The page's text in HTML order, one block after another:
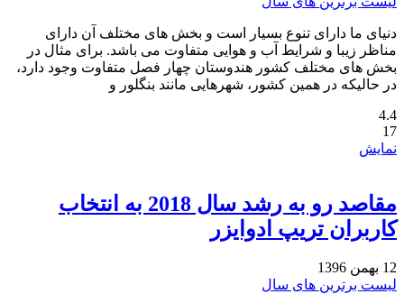
دنیای ما دارای تنوع بسیار است و بخش های مختلف آن دارای
مناظر زیبا و شرایط آب و هوایی متفاوت می باشد. برای مثال در
بخش های مختلف کشور هندوستان چهار فصل متفاوت وجود دارد،
در حالیکه در همین کشور، شهرهایی مانند بنگلور و
4.4
17
نمایش
مقاصد رو به رشد سال 2018 به انتخاب
کاربران تریپ ادوایزر
12 بهمن 1396
لیست برترین های سال